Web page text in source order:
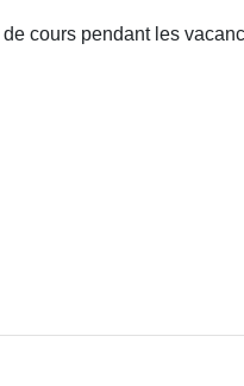
cours pendant les